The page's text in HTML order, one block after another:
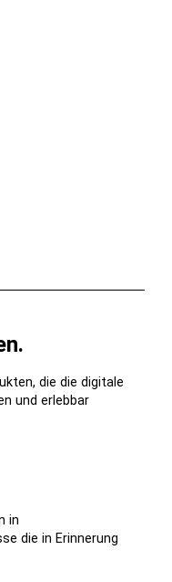
die die digitale
und erlebbar
in
die in Erinnerung